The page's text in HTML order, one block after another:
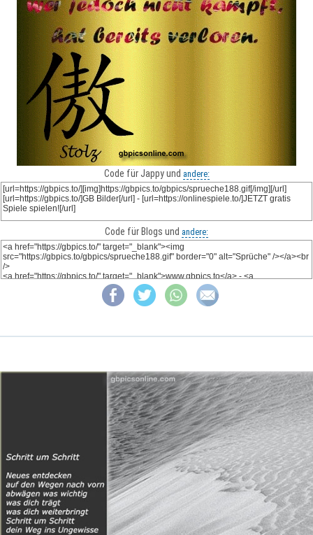
Code für Jappy und andere:
Code für Blogs und andere: